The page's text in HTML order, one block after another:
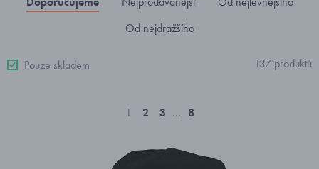
Od nejdražšího
Pouze skladem 137 produktů
1 2 3 … 8